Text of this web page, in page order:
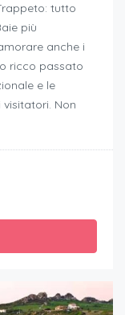
tutto
più
anche i
ricco passato
e le
Non